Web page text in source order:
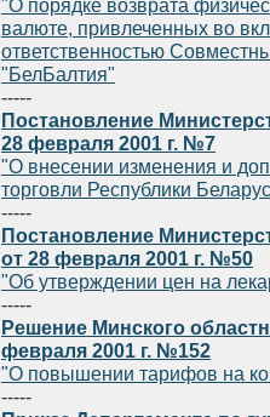
"О порядке возврата
валюте, привлеченных во
ответственностью
"БелБалтия"
-----
Постановление
28 февраля 2001 г. №7
"О внесении изменения и
торговли Республики
-----
Постановление
от 28 февраля 2001 г. №50
"Об утверждении цен на
-----
Решение Минского
февраля 2001 г. №152
"О повышении тарифов на
-----